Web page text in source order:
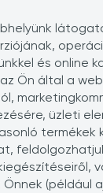
és online
Ön által a
üzleti
termékek
(például